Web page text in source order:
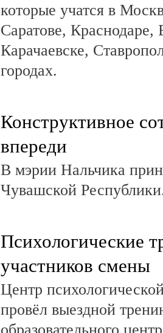
которые учатся в
Саратове, Краснодаре,
Карачаевске,
городах.
Конструктивное
впереди
В мэрии Нальчика
Чувашской
Психологические
участников смены
Центр
провёл выездной